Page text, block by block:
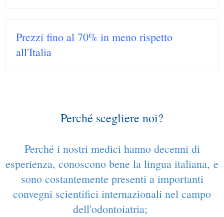
Prezzi fino al 70% in meno rispetto
all'Italia
Perché scegliere noi?
Perché i nostri medici hanno decenni di
esperienza, conoscono bene la lingua italiana, e
sono costantemente presenti a importanti
convegni scientifici internazionali nel campo
dell'odontoiatria;